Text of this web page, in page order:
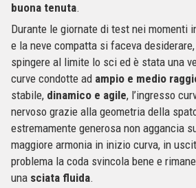
buona tenuta.
Durante le giornate di test nei momenti
e la neve compatta si faceva
spingere al limite lo sci ed è stata una
curve condotte ad ampio e medio
stabile, dinamico e agile, l’ingresso
nervoso grazie alla geometria della
estremamente generosa non aggancia
maggiore armonia in inizio curva, in
problema la coda svincola bene e
una sciata fluida.